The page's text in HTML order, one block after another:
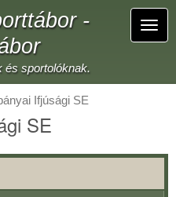
-
és sportolóknak.
Ifjúsági SE
SE